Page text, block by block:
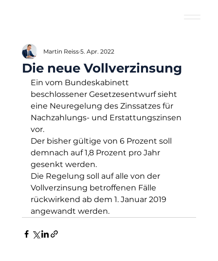
Die neue Vollverzinsung
Martin Reiss 5. Apr. 2022
Ein vom Bundeskabinett
beschlossener Gesetzesentwurf sieht
eine Neuregelung des Zinssatzes für
Nachzahlungs- und Erstattungszinsen
vor.
Der bisher gültige von 6 Prozent soll
demnach auf 1,8 Prozent pro Jahr
gesenkt werden.
Die Regelung soll auf alle von der
Vollverzinsung betroffenen Fälle
rückwirkend ab dem 1. Januar 2019
angewandt werden.